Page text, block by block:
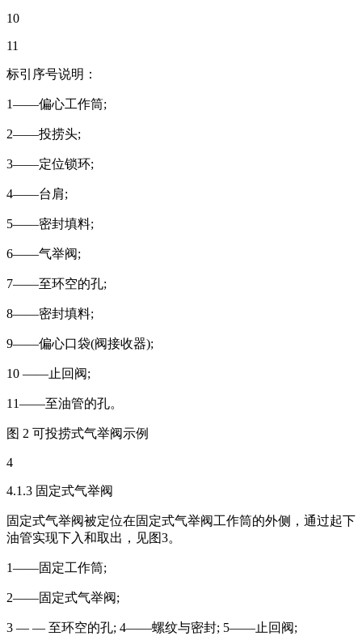
10
11
标引序号说明：
1——偏心工作筒;
2——投捞头;
3——定位锁环;
4——台肩;
5——密封填料;
6——气举阀;
7——至环空的孔;
8——密封填料;
9——偏心口袋(阀接收器);
10 ——止回阀;
11——至油管的孔。
图 2 可投捞式气举阀示例
4
4.1.3 固定式气举阀
固定式气举阀被定位在固定式气举阀工作筒的外侧，通过起下
油管实现下入和取出，见图3。
1——固定工作筒;
2——固定式气举阀;
3 — — 至环空的孔; 4——螺纹与密封; 5——止回阀;